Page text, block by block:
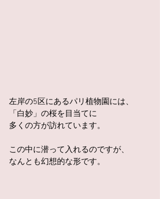
左岸の5区にあるパリ植物園には、
「白妙」の桜を目当てに
多くの方が訪れています。
この中に潜って入れるのですが、
なんとも幻想的な形です。